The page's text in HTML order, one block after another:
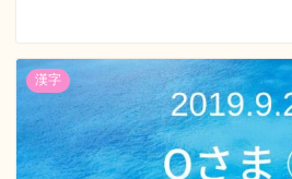
漢字